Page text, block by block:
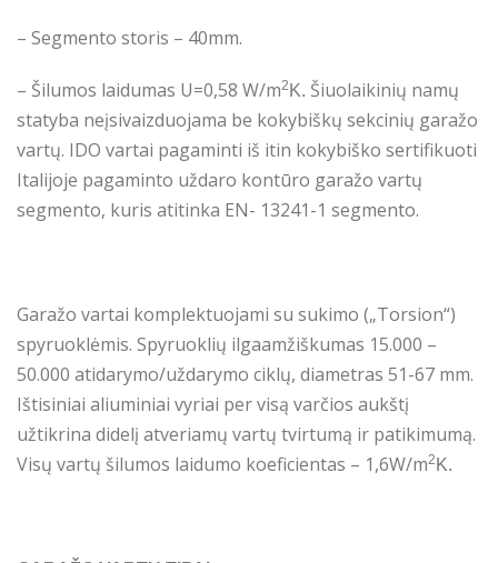
– Segmento storis – 40mm.
– Šilumos laidumas U=0,58 W/m2 K. Šiuolaikinių namų
statyba neįsivaizduojama be kokybiškų sekcinių garažo
vartų. IDO vartai pagaminti iš itin kokybiško sertifikuoti
Italijoje pagaminto uždaro kontūro garažo vartų
segmento, kuris atitinka EN- 13241-1 segmento.
Garažo vartai komplektuojami su sukimo („Torsion“)
spyruoklėmis. Spyruoklių ilgaamžiškumas 15.000 –
50.000 atidarymo/uždarymo ciklų, diametras 51-67 mm.
Ištisiniai aliuminiai vyriai per visą varčios aukštį
užtikrina didelį atveriamų vartų tvirtumą ir patikimumą.
Visų vartų šilumos laidumo koeficientas – 1,6W/m2 K.